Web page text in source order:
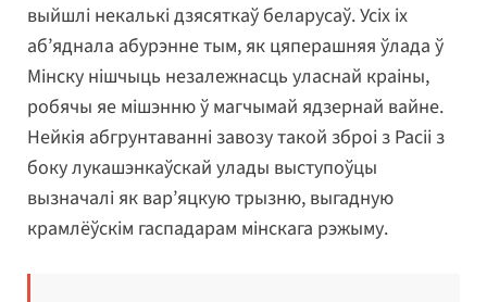
выйшлі некалькі дзясяткаў беларусаў. Усіх іх
аб’яднала абурэнне тым, як цяперашняя ўлада ў
Мінску нішчыць незалежнасць уласнай краіны,
робячы яе мішэнню ў магчымай ядзернай вайне.
Нейкія абгрунтаванні завозу такой зброі з Расіі з
боку лукашэнкаўскай улады выступоўцы
вызначалі як вар’яцкую трызню, выгадную
крамлёўскім гаспадарам мінскага рэжыму.